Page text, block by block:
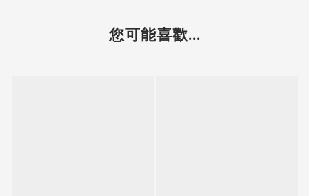
您可能喜歡...